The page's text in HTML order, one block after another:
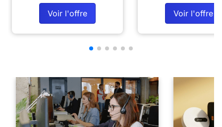
Voir l'offre Voir l'offre